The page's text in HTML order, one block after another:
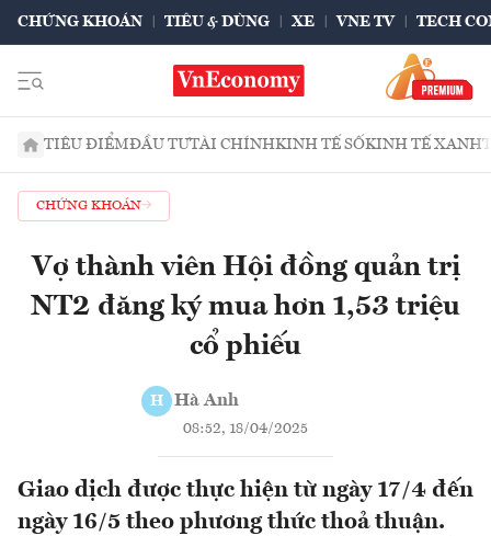
CHỨNG KHOÁN TIÊU & DÙNG XE VNE TV TECH
TIÊU ĐIỂMĐẦU TƯTÀI CHÍNHKINH TẾ SỐKINH TẾ XANH
CHỨNG KHOÁN
Vợ thành viên Hội đồng quản trị
NT2 đăng ký mua hơn 1,53 triệu
cổ phiếu
H Hà Anh
08:52, 18/04/2025
Giao dịch được thực hiện từ ngày 17/4 đến
ngày 16/5 theo phương thức thoả thuận.